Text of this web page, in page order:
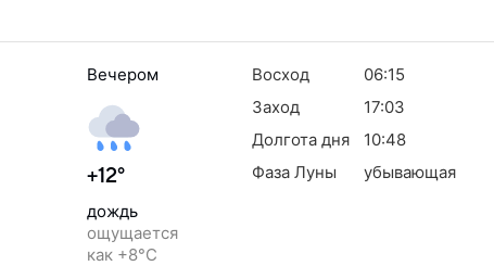
Вечером
+12°
дождь
ощущается
как +8°C
Восход
06:15
Заход
17:03
Долгота дня
10:48
Фаза Луны
убывающая